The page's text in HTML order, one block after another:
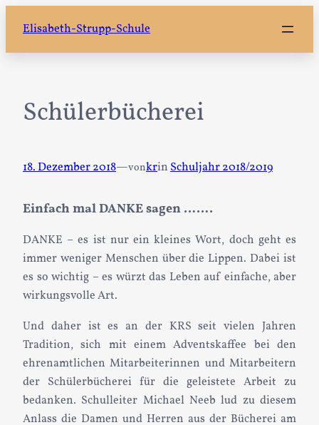
Inhalt
springen
Elisabeth-Strupp-Schule
Schülerbücherei
18. Dezember 2018—vonkrin Schuljahr 2018/2019
Einfach mal DANKE sagen …….
DANKE – es ist nur ein kleines Wort, doch geht es
immer weniger Menschen über die Lippen. Dabei ist
es so wichtig – es würzt das Leben auf einfache, aber
wirkungsvolle Art.
Und daher ist es an der KRS seit vielen Jahren
Tradition, sich mit einem Adventskaffee bei den
ehrenamtlichen Mitarbeiterinnen und Mitarbeitern
der Schülerbücherei für die geleistete Arbeit zu
bedanken. Schulleiter Michael Neeb lud zu diesem
Anlass die Damen und Herren aus der Bücherei am